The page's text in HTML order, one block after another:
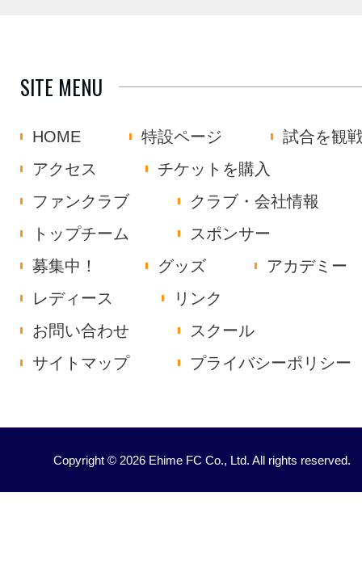
SITE MENU
HOME 特設ページ
試合を観
アクセス
チケットを購入
ファンクラブ
クラブ・会社情報
トップチーム
スポンサー
募集中！
グッズ
アカデミー
レディース
リンク
お問い合わせ
スクール
サイトマップ
プライバシーポリシー
Copyright © 2026 Ehime FC Co., Ltd. All rights reserved.